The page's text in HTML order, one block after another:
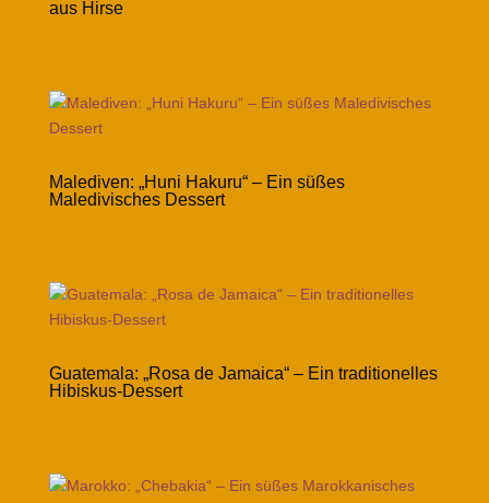
aus Hirse
Malediven: „Huni Hakuru“ – Ein süßes
Maledivisches Dessert
Guatemala: „Rosa de Jamaica“ – Ein traditionelles
Hibiskus-Dessert